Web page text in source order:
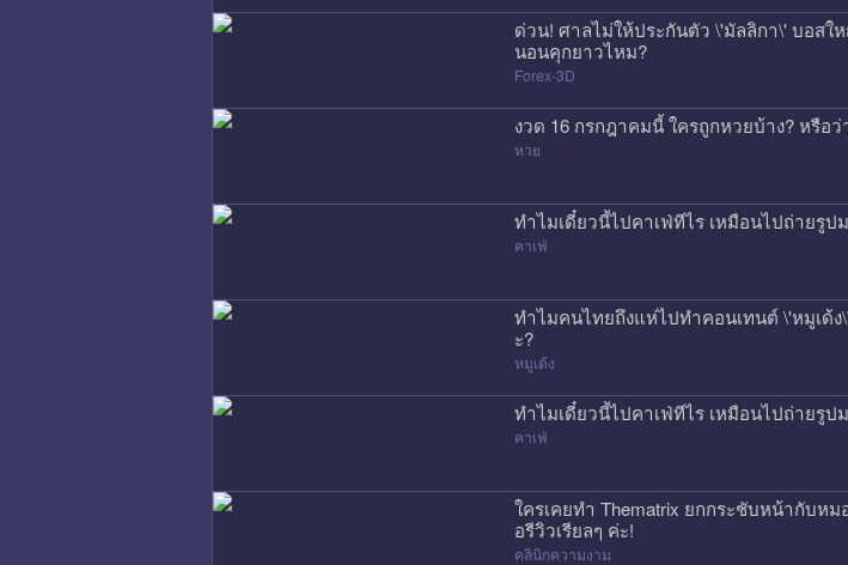
ด่วน! ศาลไม่ให้ประกันตัว \'มัลลิกา\' บอสใ
นอนคุกยาวไหม?
Forex-3D
งวด 16 กรกฎาคมนี้ ใครถูกหวยบ้าง? หรือ
หวย
ทำไมเดี๋ยวนี้ไปคาเฟ่ทีไร เหมือนไปถ่ายรู
คาเฟ่
ทำไมคนไทยถึงแห่ไปทำคอนเทนต์ \'หมูเด้
ะ?
หมูเด้ง
ทำไมเดี๋ยวนี้ไปคาเฟ่ทีไร เหมือนไปถ่ายรู
คาเฟ่
ใครเคยทำ Thematrix ยกกระชับหน้ากับ
อรีวิวเรียลๆ ค่ะ!
คลินิกความงาม